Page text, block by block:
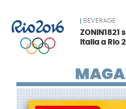
News BEVERAGE
ZONIN1821
Italia a Rio